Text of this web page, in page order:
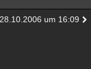
28.10.2006 um 16:09